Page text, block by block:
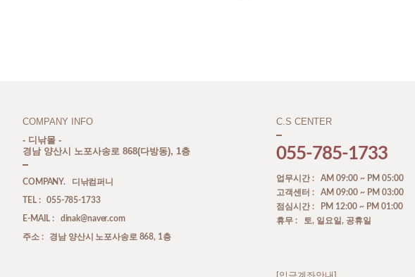
COMPANY INFO
- 디낚몰 -
경남 양산시 노포사송로 868(다방동), 1층
COMPANY. 디낚컴퍼니
TEL : 055-785-1733
E-MAIL : dinak@naver.com
주소 : 경남 양산시 노포사송로 868, 1층
C.S CENTER
055-785-1733
업무시간 : AM 09:00 ~ PM 05:00
고객센터 : AM 09:00 ~ PM 03:00
점심시간 : PM 12:00 ~ PM 01:00
휴무 : 토, 일요일, 공휴일